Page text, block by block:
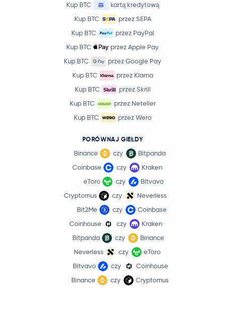
Kup BTC
kartą kredytową
Kup BTC
przez SEPA
Kup BTC
przez PayPal
Kup BTC
przez Apple Pay
Kup BTC
przez Google Pay
Kup BTC
przez Klarna
Kup BTC
przez Skrill
Kup BTC
przez Neteller
Kup BTC
przez Wero
PORÓWNAJ GIEŁDY
Binance czy
Bitpanda
Coinbase
czy
Kraken
eToro
czy
Bitvavo
Cryptomus
czy
Neverless
Bit2Me
czy
Coinbase
Coinhouse
czy
Kraken
Bitpanda
czy
Binance
Neverless
czy
eToro
Bitvavo
czy
Coinhouse
Binance
czy Cryptomus